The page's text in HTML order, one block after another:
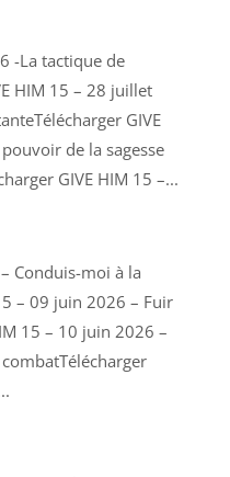
-La tactique de
HIM 15 – 28 juillet
GIVE
de la sagesse
GIVE HIM 15 –...
Conduis-moi à la
– 09 juin 2026 – Fuir
15 – 10 juin 2026 –